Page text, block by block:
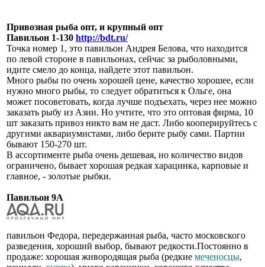
Привозная рыба опт, и крупный опт
Павильон 1-130 http://bdt.ru/
Точка номер 1, это павильон Андрея Белова, что находится
по левой стороне в павильонах, сейчас за рыболовными,
идите смело до конца, найдете этот павильон.
Много рыбы по очень хорошей цене, качество хорошее, если
нужно много рыбы, то следует обратиться к Ольге, она
может посоветовать, когда лучше подъехать, через нее можно
заказать рыбу из Азии. Но учтите, что это оптовая фирма, 10
шт заказать привоз никто вам не даст. Либо кооперируйтесь с
другими аквариумистами, либо берите рыбу сами. Партии
бывают 150-270 шт.
В ассортименте рыба очень дешевая, но количество видов
ограничено, бывает хорошая редкая харацинка, карповые и
главное, - золотые рыбки.
Павильон 9А
павильон Федора, передержанная рыба, часто московского
разведения, хороший выбор, бывают редкости.Постоянно в
продаже: хорошая живородящая рыба (редкие меченосцы,